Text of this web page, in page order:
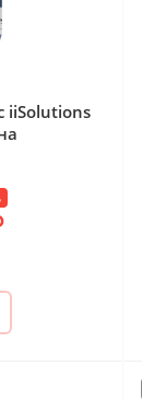
iiSolutions